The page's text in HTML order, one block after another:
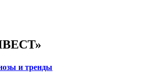
и тренды